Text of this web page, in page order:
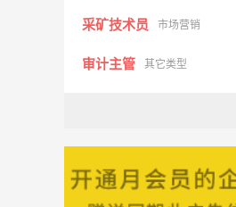
采矿技术员 市场营销
审计主管 其它类型
司机（吴忠市） 市场营销